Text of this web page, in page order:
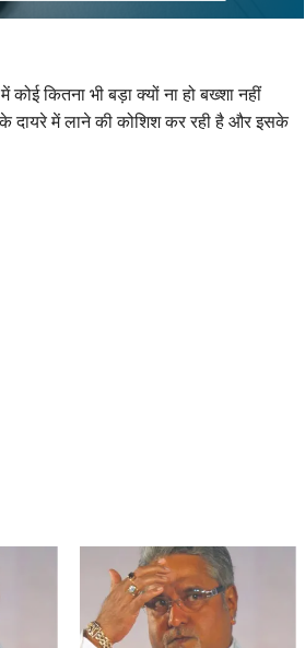
कोई कितना भी बड़ा क्यों ना हो बख्शा नहीं
दायरे में लाने की कोशिश कर रही है और इसके